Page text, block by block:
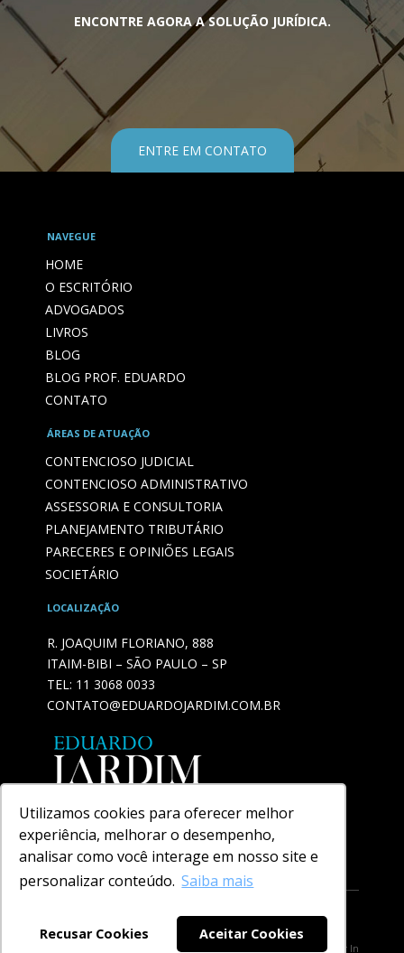
Utilizamos cookies para oferecer melhor
experiência, melhorar o desempenho,
analisar como você interage em nosso site e
personalizar conteúdo. Saiba mais
Recusar Cookies Aceitar Cookies
ENCONTRE AGORA A SOLUÇÃO JURÍDICA.
ENTRE EM CONTATO
NAVEGUE
HOME
O ESCRITÓRIO
ADVOGADOS
LIVROS
BLOG
BLOG PROF. EDUARDO
CONTATO
ÁREAS DE ATUAÇÃO
CONTENCIOSO JUDICIAL
CONTENCIOSO ADMINISTRATIVO
ASSESSORIA E CONSULTORIA
PLANEJAMENTO TRIBUTÁRIO
PARECERES E OPINIÕES LEGAIS
SOCIETÁRIO
LOCALIZAÇÃO
R. JOAQUIM FLORIANO, 888
ITAIM-BIBI – SÃO PAULO – SP
TEL: 11 3068 0033
CONTATO@EDUARDOJARDIM.COM.BR
2021 - Eduardo Jardim - Todos Os Direitos Reservados - Desenvolvido Por In